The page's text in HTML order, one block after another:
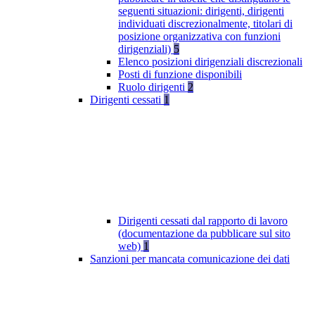
seguenti situazioni: dirigenti, dirigenti
individuati discrezionalmente, titolari di
posizione organizzativa con funzioni
dirigenziali) 5
Elenco posizioni dirigenziali discrezionali
Posti di funzione disponibili
Ruolo dirigenti 2
Dirigenti cessati 1
Dirigenti cessati dal rapporto di lavoro
(documentazione da pubblicare sul sito
web) 1
Sanzioni per mancata comunicazione dei dati